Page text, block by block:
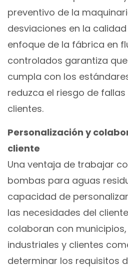
preventivo de la
desviaciones en la
enfoque de la fábrica en
controlados garantiza
cumpla con los
reduzca el riesgo de
clientes.
Personalización y
cliente
Una ventaja de trabajar
bombas para aguas
capacidad de
las necesidades del
colaboran con
industriales y clientes
determinar los requisitos